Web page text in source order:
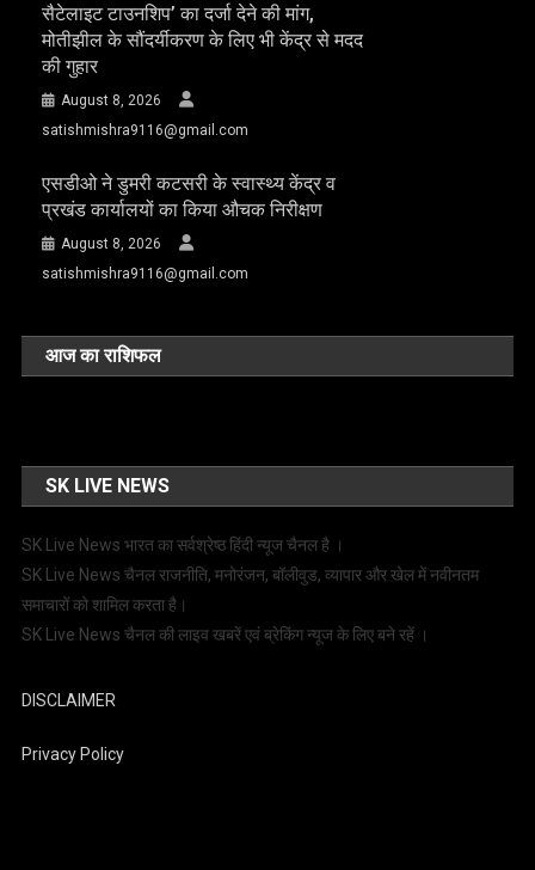
सैटेलाइट टाउनशिप’ का दर्जा देने की मांग,
मोतीझील के सौंदर्यीकरण के लिए भी केंद्र से मदद
की गुहार
August 8, 2026
satishmishra9116@gmail.com
एसडीओ ने डुमरी कटसरी के स्वास्थ्य केंद्र व
प्रखंड कार्यालयों का किया औचक निरीक्षण
August 8, 2026
satishmishra9116@gmail.com
आज का राशिफल
SK LIVE NEWS
SK Live News भारत का सर्वश्रेष्ठ हिंदी न्‍यूज चैनल है ।
SK Live News चैनल राजनीति, मनोरंजन, बॉलीवुड, व्यापार और खेल में नवीनतम
समाचारों को शामिल करता है।
SK Live News चैनल की लाइव खबरें एवं ब्रेकिंग न्यूज के लिए बने रहें ।
DISCLAIMER
Privacy Policy